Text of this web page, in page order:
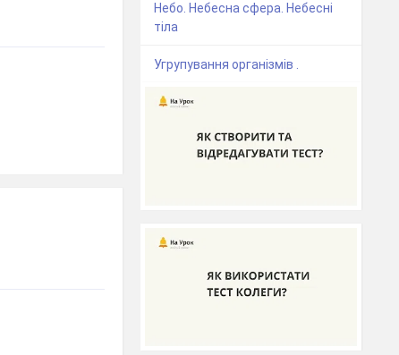
Небо. Небесна сфера. Небесні
тіла
Угрупування організмів .